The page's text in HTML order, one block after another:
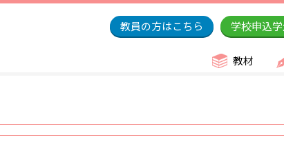
教員の方はこちら 学校申込
教材